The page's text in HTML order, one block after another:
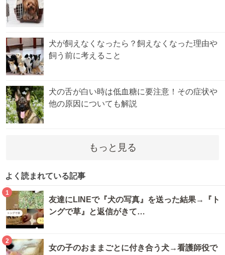
犬が飼えなくなったら？飼えなくなった理由や
飼う前に考えること
犬の舌が白い時は低血糖に要注意！その症状や
他の原因についても解説
もっと見る
よく読まれている記事
1
友達にLINEで『犬の写真』を送った結果→『ト
ングで草』と返信がきて…
2
女の子のおままごとに付き合う犬→看護師役で